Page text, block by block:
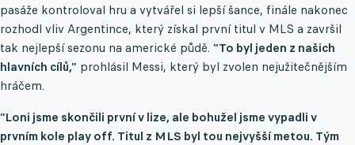
pasáže kontroloval hru a vytvářel si lepší šance, finále nakonec
rozhodl vliv Argentince, který získal první titul v MLS a završil
tak nejlepší sezonu na americké půdě. "To byl jeden z našich
hlavních cílů," prohlásil Messi, který byl zvolen nejužitečnějším
hráčem.
"Loni jsme skončili první v lize, ale bohužel jsme vypadli v
prvním kole play off. Titul z MLS byl tou nejvyšší metou. Tým